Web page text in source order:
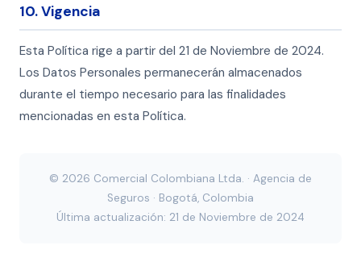
10. Vigencia
Esta Política rige a partir del 21 de Noviembre de 2024.
Los Datos Personales permanecerán almacenados
durante el tiempo necesario para las finalidades
mencionadas en esta Política.
© 2026 Comercial Colombiana Ltda. · Agencia de
Seguros · Bogotá, Colombia
Última actualización: 21 de Noviembre de 2024